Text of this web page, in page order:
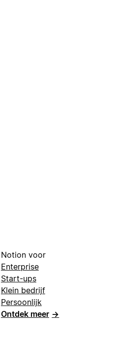
Notion voor
Enterprise
Start-ups
Klein bedrijf
Persoonlijk
Ontdek meer →